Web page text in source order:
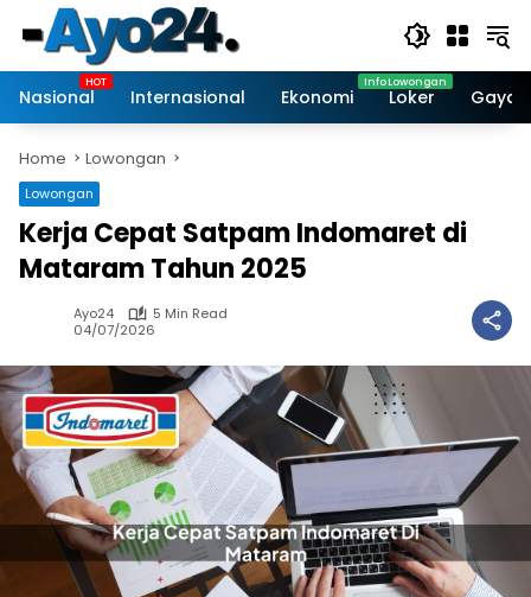
content
Nasional
Internasional Ekonomi Loker Gaya
Home Lowongan
Lowongan
Kerja Cepat Satpam Indomaret di
Mataram Tahun 2025
Ayo24
5 Min Read
04/07/2026